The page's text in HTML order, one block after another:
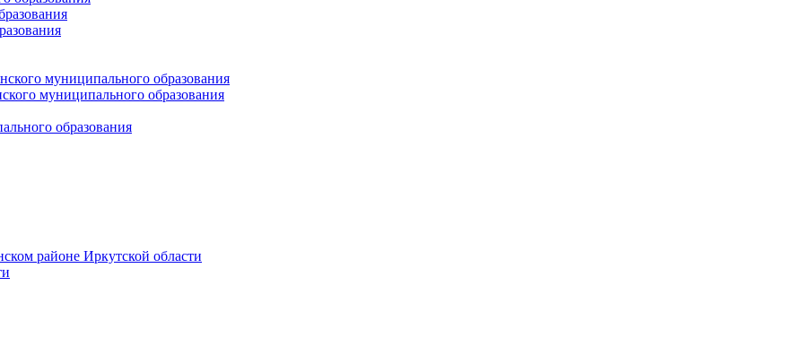
муниципального образования
муниципального образования
образования
районе Иркутской области